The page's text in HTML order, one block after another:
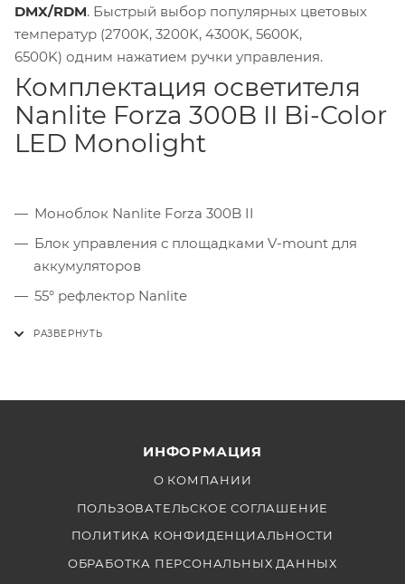
DMX/RDM. Быстрый выбор популярных цветовых
температур (2700K, 3200K, 4300K, 5600K,
6500K) одним нажатием ручки управления.
Комплектация осветителя
Nanlite Forza 300B II Bi-Color
LED Monolight
Моноблок Nanlite Forza 300B II
Блок управления с площадками V-mount для
аккумуляторов
55° рефлектор Nanlite
Колпак с креплением Bowens
Мягкий чехол для транспортировки
ИНФОРМАЦИЯ
О КОМПАНИИ
ПОЛЬЗОВАТЕЛЬСКОЕ СОГЛАШЕНИЕ
ПОЛИТИКА КОНФИДЕНЦИАЛЬНОСТИ
ОБРАБОТКА ПЕРСОНАЛЬНЫХ ДАННЫХ